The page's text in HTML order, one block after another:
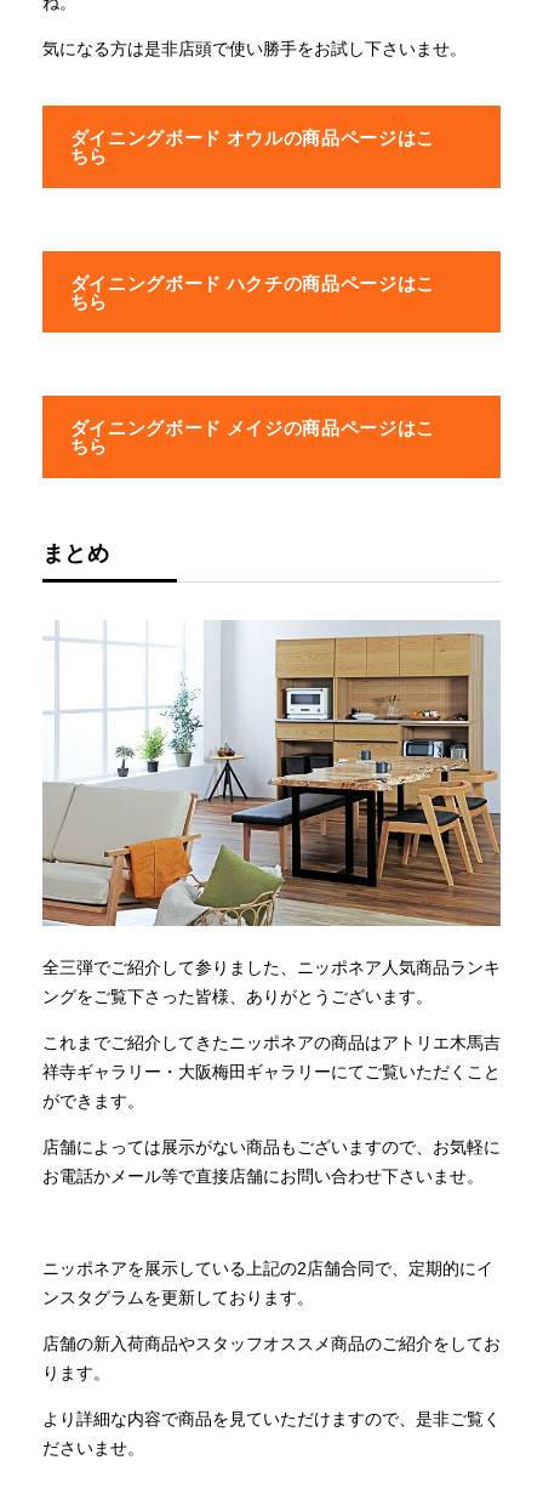
気になる方は是非店頭で使い勝手をお試し下さいませ。
ダイニングボード オウルの商品ページはこ
ちら
ダイニングボード ハクチの商品ページはこ
ちら
ダイニングボード メイジの商品ページはこ
ちら
まとめ
全三弾でご紹介して参りました、ニッポネア人気商品ランキ
ングをご覧下さった皆様、ありがとうございます。
これまでご紹介してきたニッポネアの商品はアトリエ木馬吉
祥寺ギャラリー・大阪梅田ギャラリーにてご覧いただくこと
ができます。
店舗によっては展示がない商品もございますので、お気軽に
お電話かメール等で直接店舗にお問い合わせ下さいませ。
ニッポネアを展示している上記の2店舗合同で、定期的にイ
ンスタグラムを更新しております。
店舗の新入荷商品やスタッフオススメ商品のご紹介をしてお
ります。
より詳細な内容で商品を見ていただけますので、是非ご覧く
ださいませ。